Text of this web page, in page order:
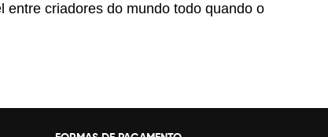
criadores do mundo todo quando o